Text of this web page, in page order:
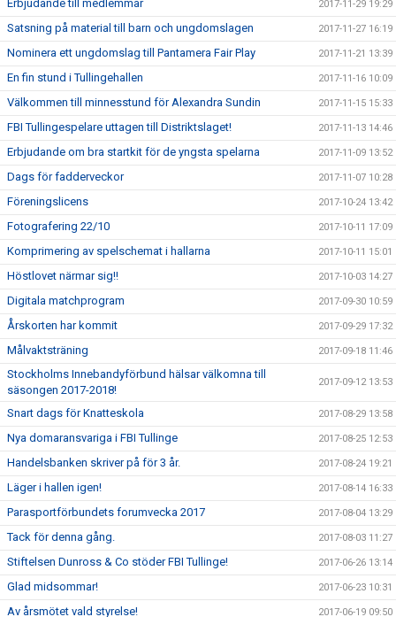
Erbjudande till medlemmar 2017-11-29 19:29
Satsning på material till barn och ungdomslagen 2017-11-27 16:19
Nominera ett ungdomslag till Pantamera Fair Play 2017-11-21 13:39
En fin stund i Tullingehallen 2017-11-16 10:09
Välkommen till minnesstund för Alexandra Sundin 2017-11-15 15:33
FBI Tullingespelare uttagen till Distriktslaget! 2017-11-13 14:46
Erbjudande om bra startkit för de yngsta spelarna 2017-11-09 13:52
Dags för fadderveckor 2017-11-07 10:28
Föreningslicens 2017-10-24 13:42
Fotografering 22/10 2017-10-11 17:09
Komprimering av spelschemat i hallarna 2017-10-11 15:01
Höstlovet närmar sig!! 2017-10-03 14:27
Digitala matchprogram 2017-09-30 10:59
Årskorten har kommit 2017-09-29 17:32
Målvaktsträning 2017-09-18 11:46
Stockholms Innebandyförbund hälsar välkomna till
säsongen 2017-2018!
2017-09-12 13:53
Snart dags för Knatteskola 2017-08-29 13:58
Nya domaransvariga i FBI Tullinge 2017-08-25 12:53
Handelsbanken skriver på för 3 år. 2017-08-24 19:21
Läger i hallen igen! 2017-08-14 16:33
Parasportförbundets forumvecka 2017 2017-08-04 13:29
Tack för denna gång. 2017-08-03 11:27
Stiftelsen Dunross & Co stöder FBI Tullinge! 2017-06-26 13:14
Glad midsommar! 2017-06-23 10:31
Av årsmötet vald styrelse! 2017-06-19 09:50